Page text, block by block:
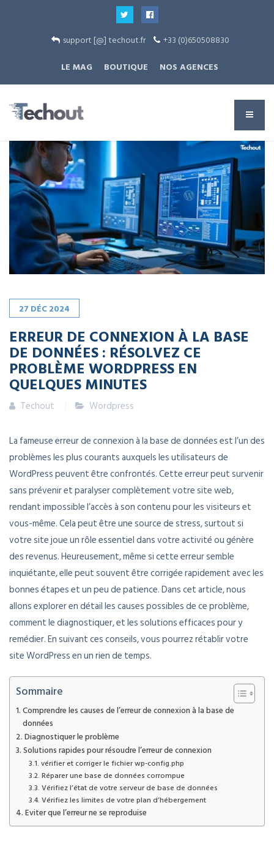
support [@] techout.fr
+33 (0)650508830
LE MAG
BOUTIQUE NOS AGENCES
27 DÉC2024
ERREUR DE CONNEXION À LA BASE
DE DONNÉES : RÉSOLVEZ CE
PROBLÈME WORDPRESS EN
QUELQUES MINUTES
Techout Wordpress
La fameuse erreur de connexion à la base de données est l’un des
problèmes les plus courants auxquels les utilisateurs de
WordPress peuvent être confrontés. Cette erreur peut survenir
sans prévenir et paralyser complètement votre site web,
rendant impossible l’accès à son contenu pour les visiteurs et
vous-même. Cela peut être une source de stress, surtout si
votre site joue un rôle essentiel dans votre activité ou génère
des revenus. Heureusement, même si cette erreur semble
inquiétante, elle peut souvent être corrigée rapidement avec les
bonnes étapes et un peu de patience. Dans cet article, nous
allons explorer en détail les causes possibles de ce problème,
comment le diagnostiquer, et les solutions efficaces pour y
remédier. En suivant ces conseils, vous pourrez rétablir votre
site WordPress en un rien de temps.
Sommaire
Comprendre les causes de l’erreur de connexion à la base de
données
Diagnostiquer le problème
Solutions rapides pour résoudre l’erreur de connexion
vérifier et corriger le fichier wp-config.php
Réparer une base de données corrompue
Vérifiez l’état de votre serveur de base de données
Vérifiez les limites de votre plan d’hébergement
Eviter que l’erreur ne se reproduise